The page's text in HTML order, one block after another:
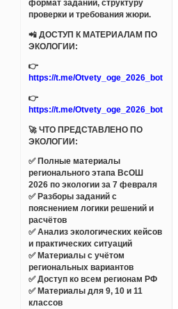
формат заданий, структуру
проверки и требования жюри.
📲 ДОСТУП К МАТЕРИАЛАМ ПО
ЭКОЛОГИИ:
👉
https://t.me/Otvety_oge_2026_bot
👉
https://t.me/Otvety_oge_2026_bot
🚀 ЧТО ПРЕДСТАВЛЕНО ПО
ЭКОЛОГИИ:
✅ Полные материалы
регионального этапа ВсОШ
2026 по экологии за 7 февраля
✅ Разборы заданий с
пояснением логики решений и
расчётов
✅ Анализ экологических кейсов
и практических ситуаций
✅ Материалы с учётом
региональных вариантов
✅ Доступ ко всем регионам РФ
✅ Материалы для 9, 10 и 11
классов